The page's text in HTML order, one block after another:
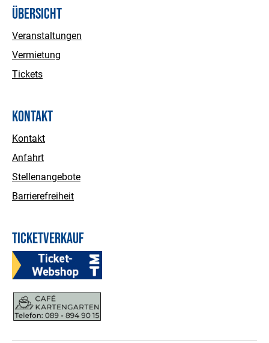
Übersicht
Veranstaltungen
Vermietung
Tickets
Kontakt
Kontakt
Anfahrt
Stellenangebote
Barrierefreiheit
Ticketverkauf